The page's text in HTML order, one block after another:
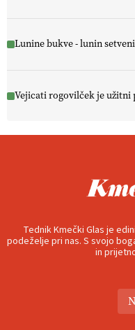
Lunine bukve - lunin
Vejicati rogovilček je užitni
Tednik Kmečki Glas je
podeželje pri nas. S svojo
in